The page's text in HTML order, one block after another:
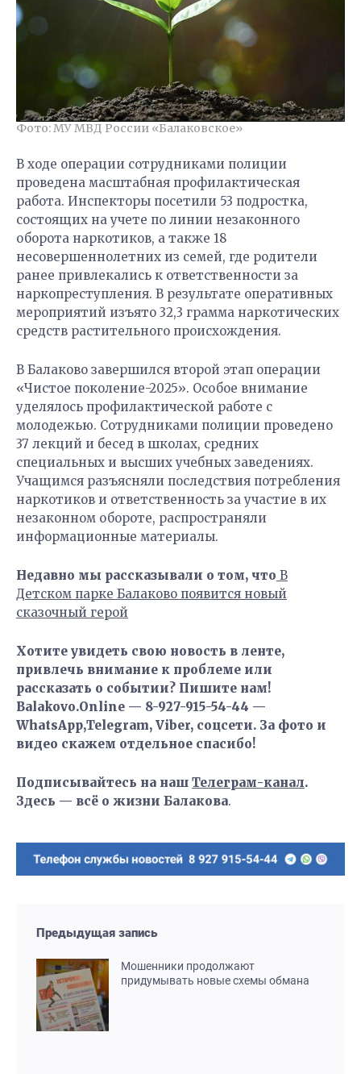
Фото: МУ МВД России «Балаковское»
В ходе операции сотрудниками полиции
проведена масштабная профилактическая
работа. Инспекторы посетили 53 подростка,
состоящих на учете по линии незаконного
оборота наркотиков, а также 18
несовершеннолетних из семей, где родители
ранее привлекались к ответственности за
наркопреступления. В результате оперативных
мероприятий изъято 32,3 грамма наркотических
средств растительного происхождения.
В Балаково завершился второй этап операции
«Чистое поколение-2025». Особое внимание
уделялось профилактической работе с
молодежью. Сотрудниками полиции проведено
37 лекций и бесед в школах, средних
специальных и высших учебных заведениях.
Учащимся разъясняли последствия потребления
наркотиков и ответственность за участие в их
незаконном обороте, распространяли
информационные материалы.
Недавно мы рассказывали о том, что В
Детском парке Балаково появится новый
сказочный герой
Хотите увидеть свою новость в ленте,
привлечь внимание к проблеме или
рассказать о событии? Пишите нам!
Balakovo.Online — 8-927-915-54-44 —
WhatsApp,Telegram, Viber, соцсети. За фото и
видео скажем отдельное спасибо!
Подписывайтесь на наш Телеграм-канал.
Здесь — всё о жизни Балакова.
Предыдущая запись
Мошенники продолжают
придумывать новые схемы обмана